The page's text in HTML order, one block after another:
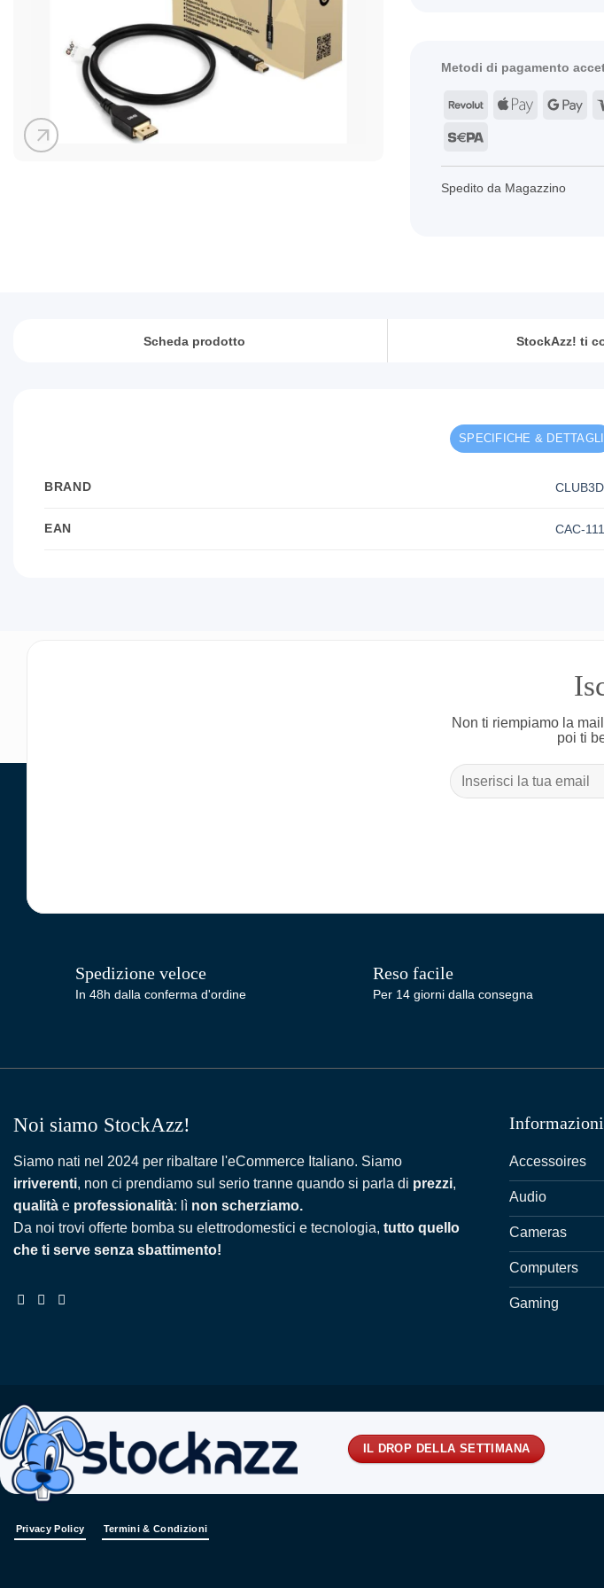
arrow_outward
Metodi di pagamento
RevolutApple
Spedito da Magazzino
Scheda prodotto StockAzz! ti
SPECIFICHE & DETTAGLI
BRAND CLUB3D
EAN CAC-
Non ti riempiamo la
poi ti
Spedizione veloce
In 48h dalla conferma d'ordine
Reso facile
Per 14 giorni dalla consegna
Noi siamo StockAzz!
Siamo nati nel 2024 per ribaltare l'eCommerce Italiano. Siamo
irriverenti, non ci prendiamo sul serio tranne quando si parla di prezzi,
qualità e professionalità: lì non scherziamo.
Da noi trovi offerte bomba su elettrodomestici e tecnologia, tutto quello
che ti serve senza sbattimento!
Informazioni
Accessoires
Audio
Cameras
Computers
Gaming
IL DROP DELLA SETTIMANA
Privacy Policy Termini & Condizioni